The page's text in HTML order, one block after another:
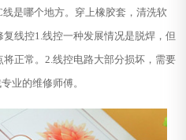
是哪个地方。穿上橡胶套，清洗软
线控1.线控一种发展情况是脱焊，但
正常。2.线控电路大部分损坏，需要
业的维修师傅。